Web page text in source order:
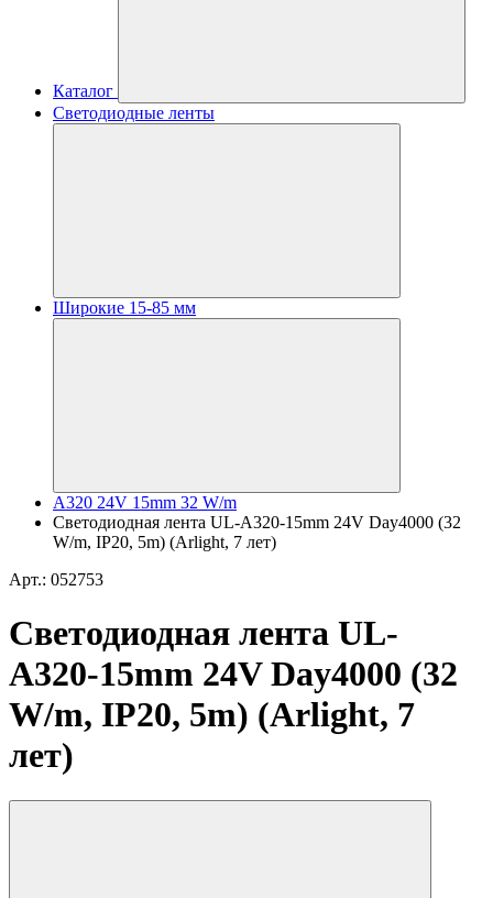
Каталог
Светодиодные ленты
Широкие 15-85 мм
A320 24V 15mm 32 W/m
Светодиодная лента UL-A320-15mm 24V Day4000 (32
W/m, IP20, 5m) (Arlight, 7 лет)
Арт.: 052753
Светодиодная лента UL-
A320-15mm 24V Day4000 (32
W/m, IP20, 5m) (Arlight, 7
лет)